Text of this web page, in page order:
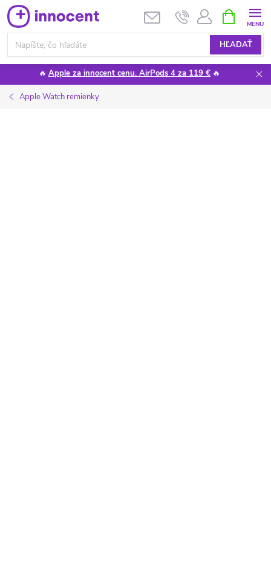
Prejsť
na
obsah
HĽADAŤ
KOŠÍK
🔥 Apple za innocent cenu. AirPods 4 za 119 € 🔥
Apple Watch remienky